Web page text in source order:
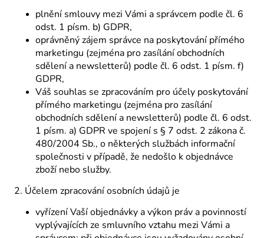
plnění smlouvy mezi Vámi a správcem podle čl. 6
odst. 1 písm. b) GDPR,
oprávněný zájem správce na poskytování přímého
marketingu (zejména pro zasílání obchodních
sdělení a newsletterů) podle čl. 6 odst. 1 písm. f)
GDPR,
Váš souhlas se zpracováním pro účely poskytování
přímého marketingu (zejména pro zasílání
obchodních sdělení a newsletterů) podle čl. 6 odst.
1 písm. a) GDPR ve spojení s § 7 odst. 2 zákona č.
480/2004 Sb., o některých službách informační
společnosti v případě, že nedošlo k objednávce
zboží nebo služby.
2. Účelem zpracování osobních údajů je
vyřízení Vaší objednávky a výkon práv a povinností
vyplývajících ze smluvního vztahu mezi Vámi a